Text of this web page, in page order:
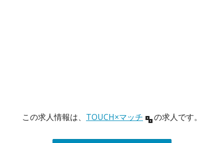
この求人情報は、 TOUCH×マッチ の求人です。